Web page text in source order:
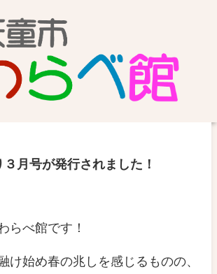
月号が発行されました！
らべ館です！
け始め春の兆しを感じるものの、